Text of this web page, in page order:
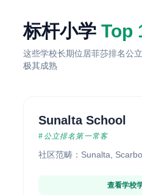
标杆小学Top
这些学校长期位居菲莎排名公
极其成熟
Sunalta School
#公立排名第一常客
社区范畴：Sunalta,
查看学校